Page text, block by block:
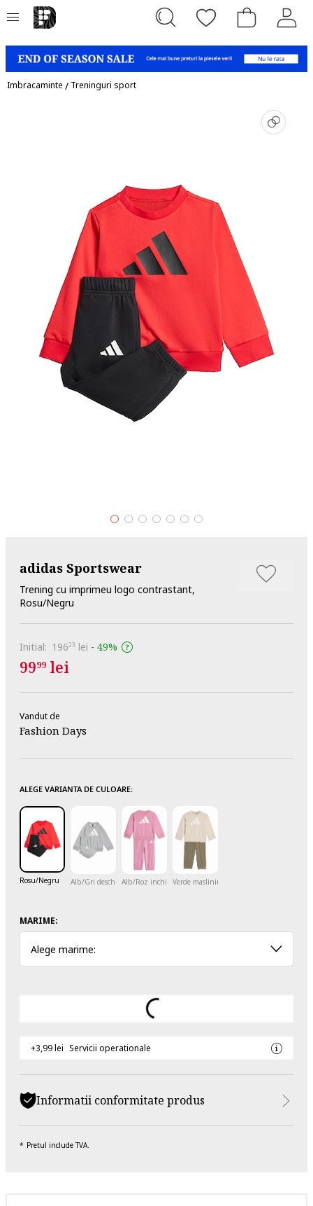
Imbracaminte / Treninguri sport
adidas Sportswear
Trening cu imprimeu logo contrastant,
Rosu/Negru
Initial: 19623 lei - 49%
9999 lei
Vandut de
Fashion Days
ALEGE VARIANTA DE CULOARE:
Rosu/Negru Alb/Gri deschis melange
Alb/Roz inchis Verde masliniu/Crem
MARIME:
Alege marime:
+3,99 lei Servicii operationale
Informatii conformitate produs
Pretul include TVA.